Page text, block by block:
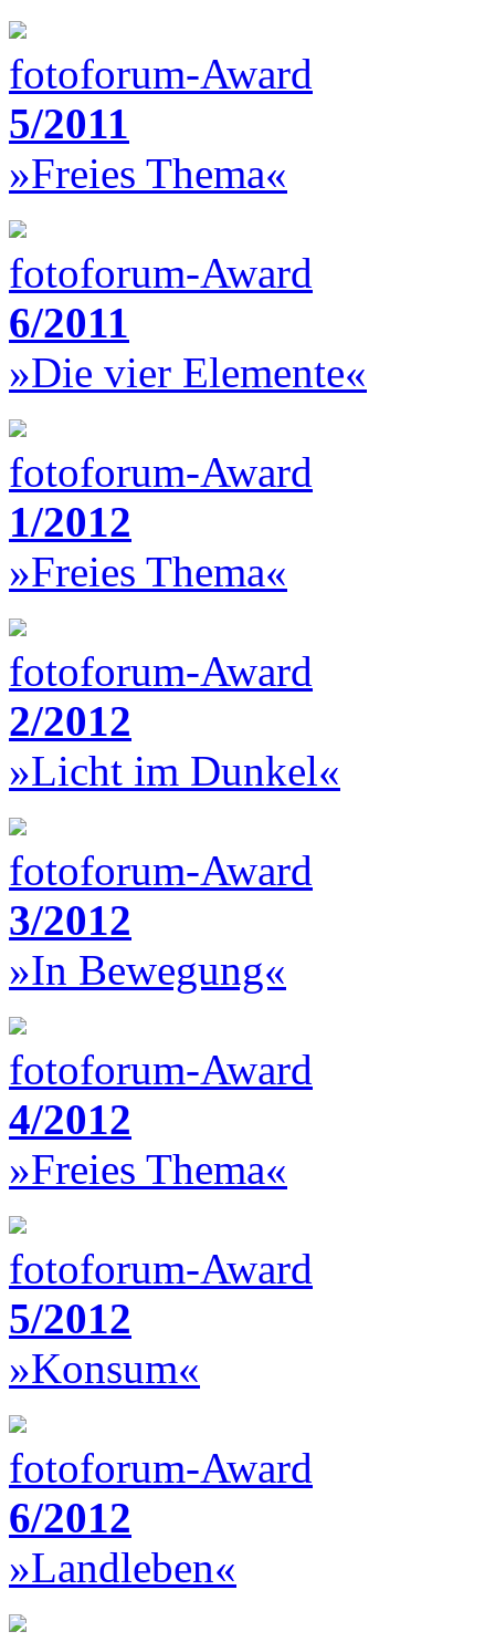
fotoforum-Award
5/2011
»Freies Thema«
fotoforum-Award
6/2011
»Die vier Elemente«
fotoforum-Award
1/2012
»Freies Thema«
fotoforum-Award
2/2012
»Licht im Dunkel«
fotoforum-Award
3/2012
»In Bewegung«
fotoforum-Award
4/2012
»Freies Thema«
fotoforum-Award
5/2012
»Konsum«
fotoforum-Award
6/2012
»Landleben«